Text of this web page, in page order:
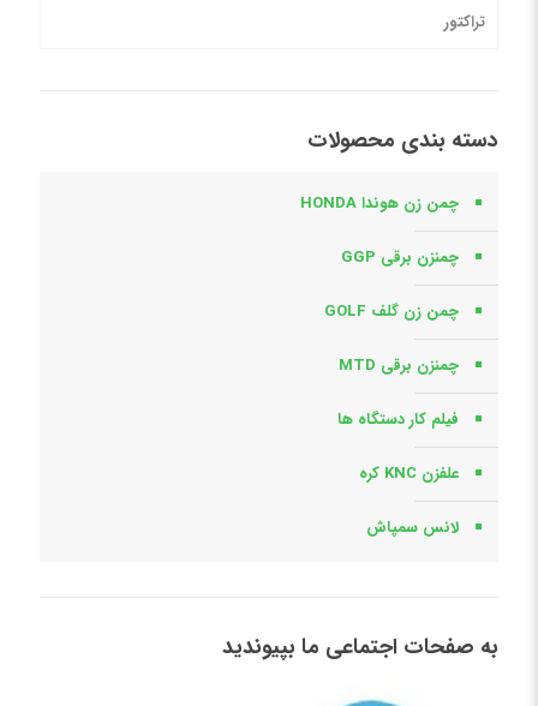
تراکتور
دسته بندی محصولات
چمن زن هوندا HONDA
چمنزن برقی GGP
چمن زن گلف GOLF
چمنزن برقی MTD
فیلم کار دستگاه ها
علفزن KNC کره
لانس سمپاش
به صفحات اجتماعی ما بپیوندید